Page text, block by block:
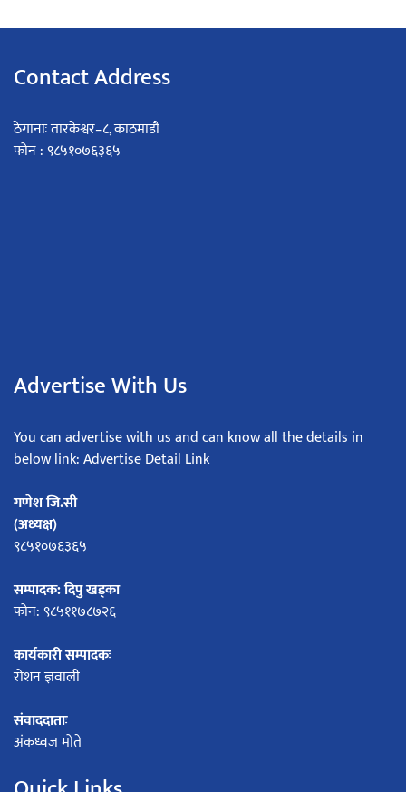
Contact Address
ठेगानाः तारकेश्वर–८, काठमाडौं
फोन : ९८५१०७६३६५
Advertise With Us
You can advertise with us and can know all the details in
below link: Advertise Detail Link
गणेश जि.सी
(अध्यक्ष)
९८५१०७६३६५
सम्पादक: दिपु खड्का
फोन: ९८५११७८७२६
कार्यकारी सम्पादकः
रोशन ज्ञवाली
संवाददाताः
अंकध्वज मोते